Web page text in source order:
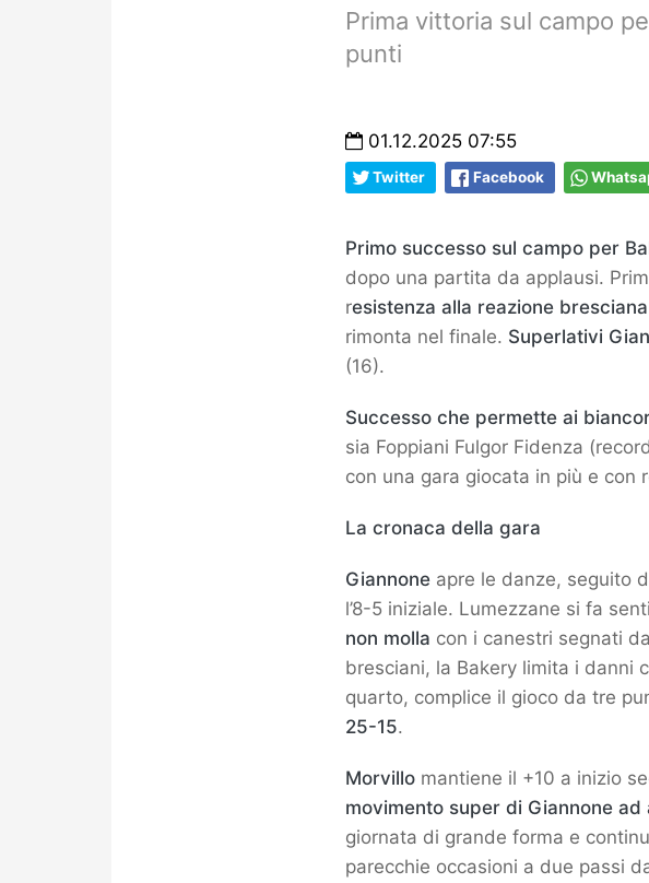
Prima vittoria sul campo
punti
01.12.2025 07:55
Twitter Facebook
Primo successo sul campo per
dopo una partita da applausi.
resistenza alla reazione bresciana
rimonta nel finale. Superlativi
(16).
Successo che permette ai
sia Foppiani Fulgor Fidenza
con una gara giocata in più e con
La cronaca della gara
Giannone apre le danze, seguito
l’8-5 iniziale. Lumezzane si fa
non molla con i canestri segnati da
bresciani, la Bakery limita i danni
quarto, complice il gioco da tre
25-15.
Morvillo mantiene il +10 a inizio
movimento super di Giannone ad
giornata di grande forma e
parecchie occasioni a due passi